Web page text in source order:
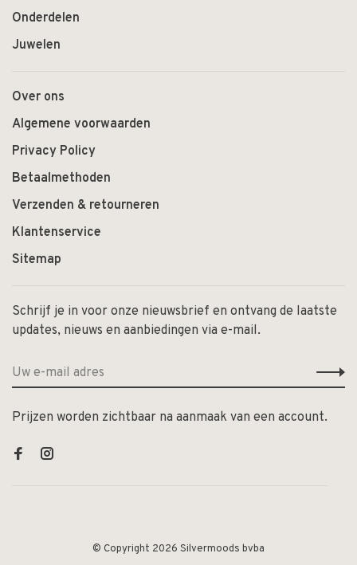
Onderdelen
Juwelen
Over ons
Algemene voorwaarden
Privacy Policy
Betaalmethoden
Verzenden & retourneren
Klantenservice
Sitemap
Schrijf je in voor onze nieuwsbrief en ontvang de laatste
updates, nieuws en aanbiedingen via e-mail.
Prijzen worden zichtbaar na aanmaak van een account.
© Copyright 2026 Silvermoods bvba